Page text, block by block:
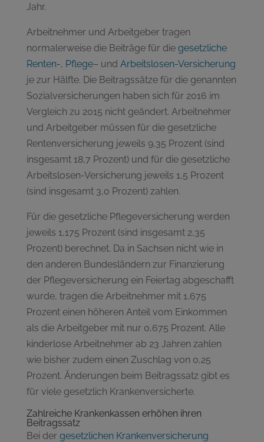
Jahr.
Arbeitnehmer und Arbeitgeber tragen
normalerweise die Beiträge für die gesetzliche
Renten-, Pflege– und Arbeitslosen-Versicherung
je zur Hälfte. Die Beitragssätze für die genannten
Sozialversicherungen haben sich für 2016 im
Vergleich zu 2015 nicht geändert. Arbeitnehmer
und Arbeitgeber müssen für die gesetzliche
Rentenversicherung jeweils 9,35 Prozent (sind
insgesamt 18,7 Prozent) und für die gesetzliche
Arbeitslosen-Versicherung jeweils 1,5 Prozent
(sind insgesamt 3,0 Prozent) zahlen.
Für die gesetzliche Pflegeversicherung werden
jeweils 1,175 Prozent (sind insgesamt 2,35
Prozent) berechnet. Da in Sachsen nicht wie in
den anderen Bundesländern zur Finanzierung
der Pflegeversicherung ein Feiertag abgeschafft
wurde, tragen die Arbeitnehmer mit 1,675
Prozent einen höheren Anteil vom Einkommen
als die Arbeitgeber mit nur 0,675 Prozent. Alle
kinderlose Arbeitnehmer ab 23 Jahren zahlen
wie bisher zudem einen Zuschlag von 0,25
Prozent. Änderungen beim Beitragssatz gibt es
für viele gesetzlich Krankenversicherte.
Zahlreiche Krankenkassen erhöhen ihren
Beitragssatz
Bei der gesetzlichen Krankenversicherung